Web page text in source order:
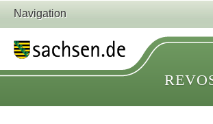
Navigation